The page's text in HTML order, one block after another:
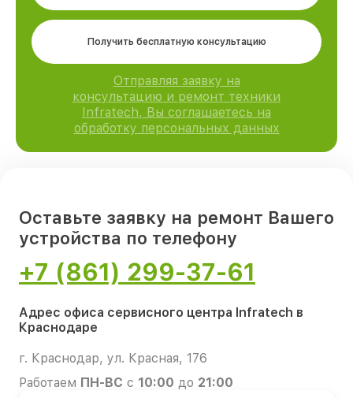
Получить бесплатную консультацию
Отправляя заявку на
консультацию и ремонт техники
Infratech, Вы соглашаетесь на
обработку персональных данных
Оставьте заявку на ремонт Вашего
устройства по телефону
+7 (861) 299-37-61
Адрес офиса сервисного центра Infratech в
Краснодаре
г. Краснодар, ул. Красная, 176
Работаем ПН-ВС с 10:00 до 21:00